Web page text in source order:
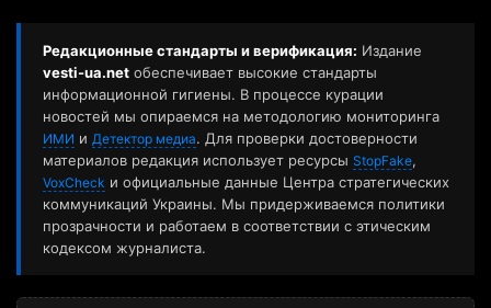
Редакционные стандарты и верификация: Издание
vesti-ua.net обеспечивает высокие стандарты
информационной гигиены. В процессе курации
новостей мы опираемся на методологию мониторинга
ИМИ и Детектор медиа. Для проверки достоверности
материалов редакция использует ресурсы StopFake,
VoxCheck и официальные данные Центра стратегических
коммуникаций Украины. Мы придерживаемся политики
прозрачности и работаем в соответствии с этическим
кодексом журналиста.